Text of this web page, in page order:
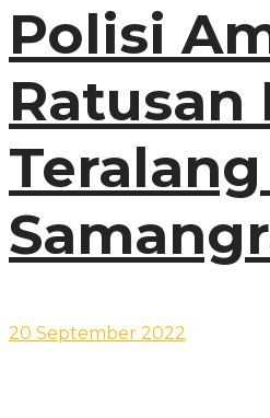
Polisi
Ratusan
20 September 2022